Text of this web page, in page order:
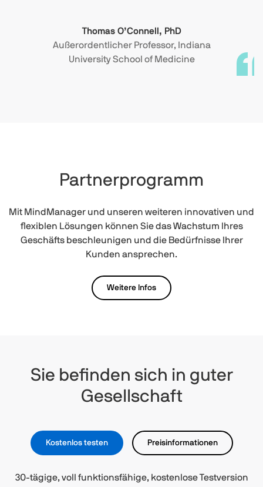
Thomas O’Connell, PhD
Außerordentlicher Professor, Indiana
University School of Medicine
Partnerprogramm
Mit MindManager und unseren weiteren innovativen und
flexiblen Lösungen können Sie das Wachstum Ihres
Geschäfts beschleunigen und die Bedürfnisse Ihrer
Kunden ansprechen.
Weitere Infos
Sie befinden sich in guter
Gesellschaft
Kostenlos testen Preisinformationen
30-tägige, voll funktionsfähige, kostenlose Testversion